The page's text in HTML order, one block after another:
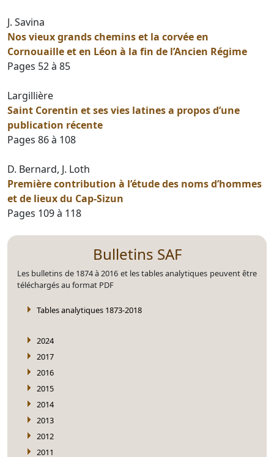
J. Savina
Nos vieux grands chemins et la corvée en
Cornouaille et en Léon à la fin de l’Ancien Régime
Pages 52 à 85
Largillière
Saint Corentin et ses vies latines a propos d’une
publication récente
Pages 86 à 108
D. Bernard, J. Loth
Première contribution à l’étude des noms d’hommes
et de lieux du Cap-Sizun
Pages 109 à 118
Bulletins SAF
Les bulletins de 1874 à 2016 et les tables analytiques peuvent être
téléchargés au format PDF
Tables analytiques 1873-2018
2024
2017
2016
2015
2014
2013
2012
2011